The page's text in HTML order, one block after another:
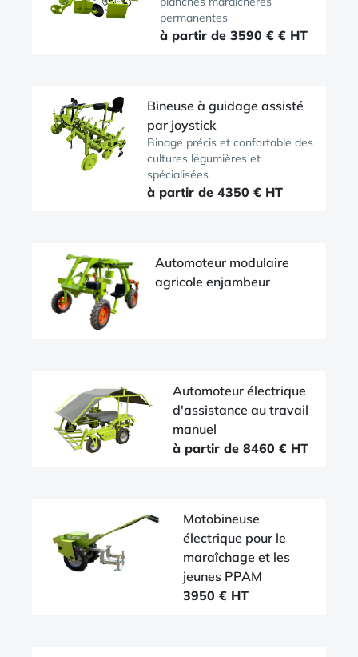
permanentes
à partir de 3590 € € HT
Bineuse à guidage assisté
par joystick
Binage précis et confortable des
cultures légumières et
spécialisées
à partir de 4350 € HT
Automoteur modulaire
agricole enjambeur
Automoteur électrique
d'assistance au travail
manuel
à partir de 8460 € HT
Motobineuse
électrique pour le
maraîchage et les
jeunes PPAM
3950 € HT